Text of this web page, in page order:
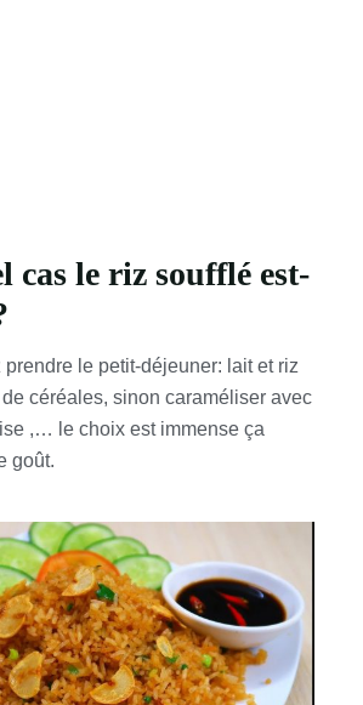
cas le riz soufflé est-
prendre le petit-déjeuner: lait et riz
céréales, sinon caraméliser avec
,… le choix est immense ça
goût.